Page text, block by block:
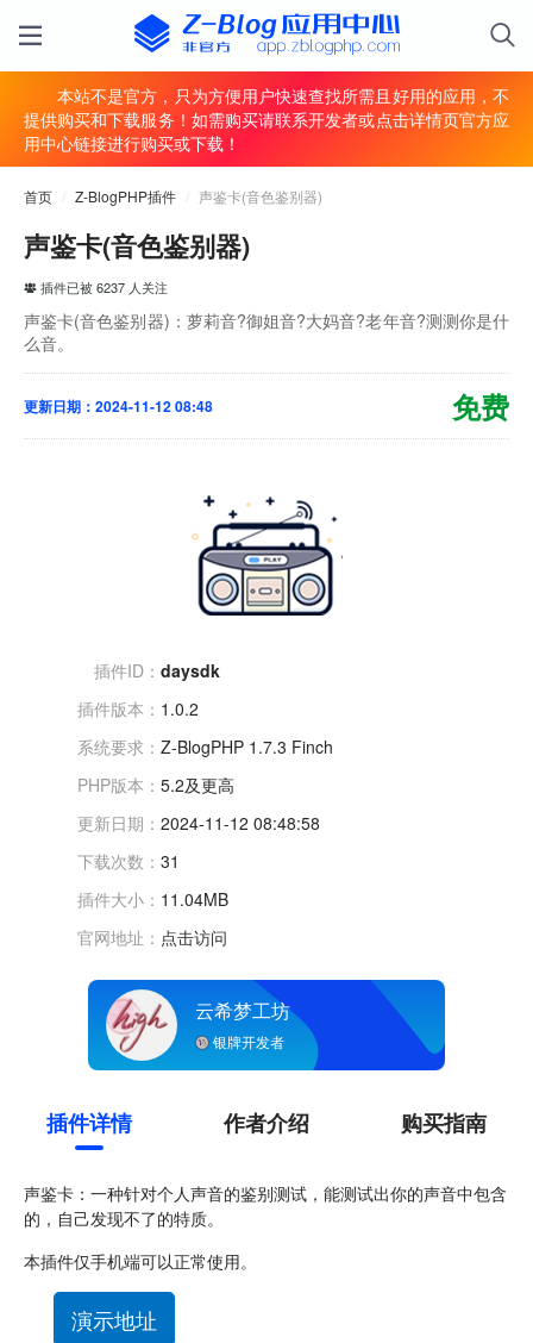
本站不是官方，只为方便用户快速查找所需且好用的应用，不
提供购买和下载服务！如需购买请联系开发者或点击详情页官方应
用中心链接进行购买或下载！
首页 Z-BlogPHP插件 声鉴卡(音色鉴别器)
声鉴卡(音色鉴别器)
插件已被 6237 人关注
声鉴卡(音色鉴别器)：萝莉音?御姐音?大妈音?老年音?测测你是什
么音。
免费
更新日期：2024-11-12 08:48
插件ID： daysdk
插件版本： 1.0.2
系统要求： Z-BlogPHP 1.7.3 Finch
PHP版本： 5.2及更高
更新日期： 2024-11-12 08:48:58
下载次数： 31
插件大小： 11.04MB
官网地址： 点击访问
云希梦工坊
银牌开发者
插件详情 作者介绍 购买指南
声鉴卡：一种针对个人声音的鉴别测试，能测试出你的声音中包含
的，自己发现不了的特质。
本插件仅手机端可以正常使用。
演示地址